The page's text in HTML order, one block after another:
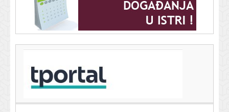
Bivši meksički guverner uhićen zbog umiješanosti u
nestanak 43 studenata